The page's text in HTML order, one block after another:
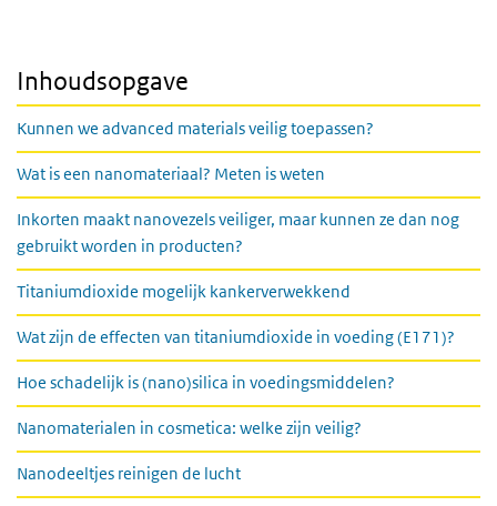
Inhoudsopgave
Kunnen we advanced materials veilig toepassen?
Wat is een nanomateriaal? Meten is weten
Inkorten maakt nanovezels veiliger, maar kunnen ze dan nog
gebruikt worden in producten?
Titaniumdioxide mogelijk kankerverwekkend
Wat zijn de effecten van titaniumdioxide in voeding (E171)?
Hoe schadelijk is (nano)silica in voedingsmiddelen?
Nanomaterialen in cosmetica: welke zijn veilig?
Nanodeeltjes reinigen de lucht